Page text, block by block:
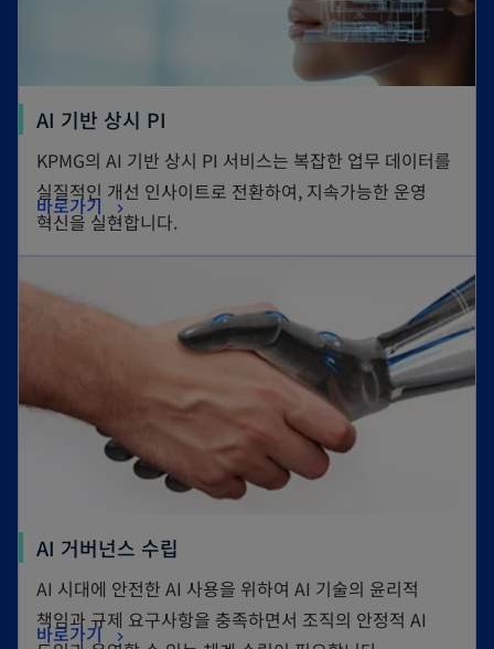
AI 기반 상시 PI
KPMG의 AI 기반 상시 PI 서비스는 복잡한 업무 데이터를
실질적인 개선 인사이트로 전환하여, 지속가능한 운영
혁신을 실현합니다.
바로가기
AI 거버넌스 수립
AI 시대에 안전한 AI 사용을 위하여 AI 기술의 윤리적
책임과 규제 요구사항을 충족하면서 조직의 안정적 AI
바로가기